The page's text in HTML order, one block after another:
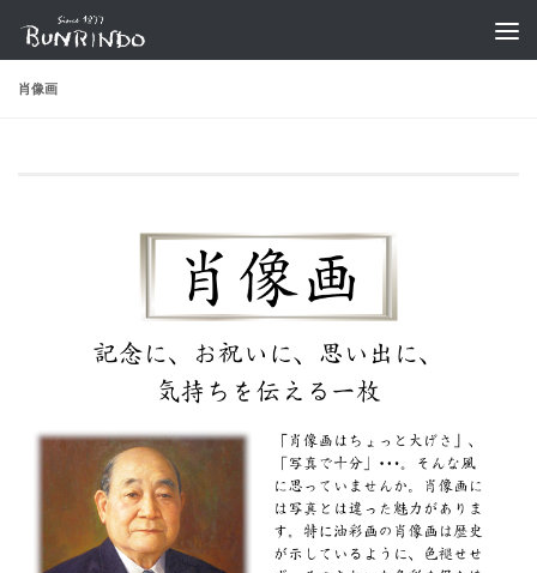
コンテンツへスキップ
肖像画